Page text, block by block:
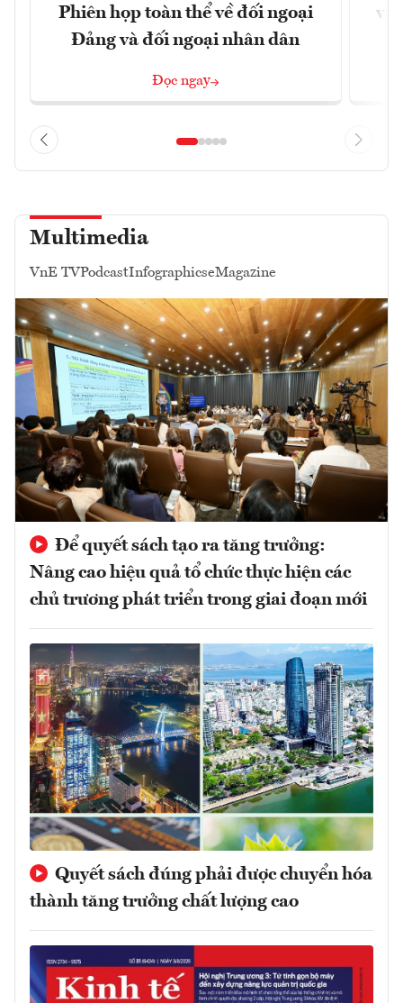
Phiên họp toàn thể về đối ngoại
Đảng và đối ngoại nhân dân
Đọc ngay
và
Multimedia
VnE TVPodcastInfographicseMagazine
Để quyết sách tạo ra tăng trưởng:
Nâng cao hiệu quả tổ chức thực hiện các
chủ trương phát triển trong giai đoạn mới
Quyết sách đúng phải được chuyển hóa
thành tăng trưởng chất lượng cao